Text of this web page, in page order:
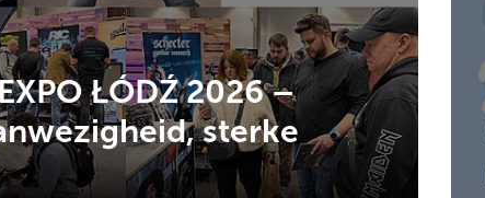
ŁÓDŹ 2026 –
sterke